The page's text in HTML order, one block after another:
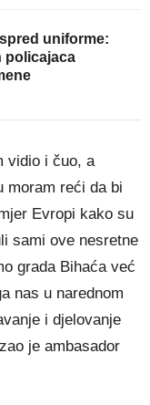
uniforme:
policajaca
vidio i čuo, a
moram reći da bi
Evropi kako su
sami ove nesretne
grada Bihaća već
nas u narednom
i djelovanje
je ambasador